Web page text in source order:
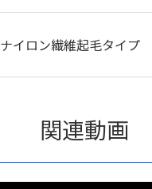
ナイロン繊維起毛タイプ
関連動画